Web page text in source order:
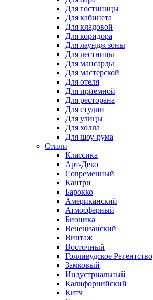
Для гостиницы
Для кабинета
Для кладовой
Для коридора
Для лаундж зоны
Для лестницы
Для мансарды
Для мастерской
Для отеля
Для приемной
Для ресторана
Для студии
Для улицы
Для холла
Для шоу-рума
Стили
Классика
Арт-Деко
Современный
Кантри
Барокко
Американский
Атмосферный
Бионика
Венецианский
Винтаж
Восточный
Голливудское Регентство
Замковый
Индустриальный
Калифорнийский
Китч